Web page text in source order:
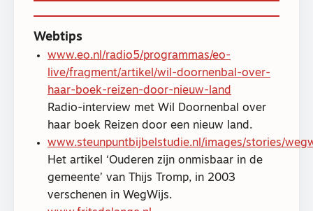
Webtips
www.eo.nl/radio5/programmas/eo-
live/fragment/artikel/wil-doornenbal-over-
haar-boek-reizen-door-nieuw-land
Radio-interview met Wil Doornenbal over
haar boek Reizen door een nieuw land.
www.steunpuntbijbelstudie.nl/images/stories/
Het artikel ‘Ouderen zijn onmisbaar in de
gemeente’ van Thijs Tromp, in 2003
verschenen in WegWijs.